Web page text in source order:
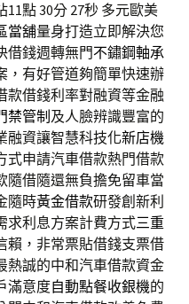
點 30分 27秒 多元歐美
當舖量身打造立即解決您
借錢週轉無門不鏽鋼軸承
，有好管道夠簡單快速辦
款借錢利率對融資等金融
禁管制 及人臉辨識豐富的
融資讓智慧科技化新店機
式申請汽車借款熱門借款
隨借隨還無負擔免留車當
隨時黃金借款研發創新利
求利息方案計費方式三重
賴，非常票貼借錢支票借
熱誠的中和汽車借款資金
滿意度自動點餐收銀機的